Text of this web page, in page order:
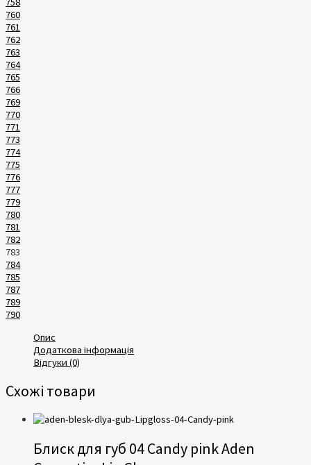
760
761
762
763
764
765
766
769
770
771
773
774
775
776
777
779
780
781
782
783
784
785
787
789
790
Опис
Додаткова інформація
Відгуки (0)
Схожі товари
Блиск для губ 04 Candy pink Aden